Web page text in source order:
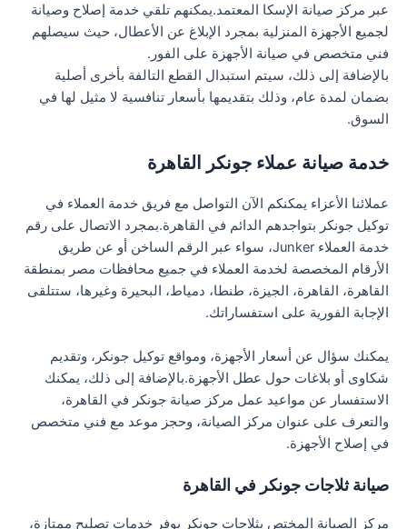
عبر مركز صيانة الإسكا المعتمد.يمكنهم تلقي خدمة إصلاح وصيانة
لجميع الأجهزة المنزلية بمجرد الإبلاغ عن الأعطال، حيث سيصلهم
فني متخصص في صيانة الأجهزة على الفور.
بالإضافة إلى ذلك، سيتم استبدال القطع التالفة بأخرى أصلية
بضمان لمدة عام، وذلك بتقديمها بأسعار تنافسية لا مثيل لها في
السوق.
خدمة صيانة عملاء جونكر القاهرة
عملائنا الأعزاء يمكنكم الآن التواصل مع فريق خدمة العملاء في
توكيل جونكر بتواجدهم الدائم في القاهرة.بمجرد الاتصال على رقم
خدمة العملاء Junker، سواء عبر الرقم الساخن أو عن طريق
الأرقام المخصصة لخدمة العملاء في جميع محافظات مصر بمنطقة
القاهرة، القاهرة، الجيزة، طنطا، دمياط، البحيرة وغيرها، ستتلقى
الإجابة الفورية على استفساراتك.
يمكنك سؤال عن أسعار الأجهزة، ومواقع توكيل جونكر، وتقديم
شكاوى أو بلاغات حول عطل الأجهزة.بالإضافة إلى ذلك، يمكنك
الاستفسار عن مواعيد عمل مركز صيانة جونكر في القاهرة،
والتعرف على عنوان مركز الصيانة، وحجز موعد مع فني متخصص
في إصلاح الأجهزة.
صيانة ثلاجات جونكر في القاهرة
مركز الصيانة المختص بثلاجات جونكر يوفر خدمات تصليح ممتازة،